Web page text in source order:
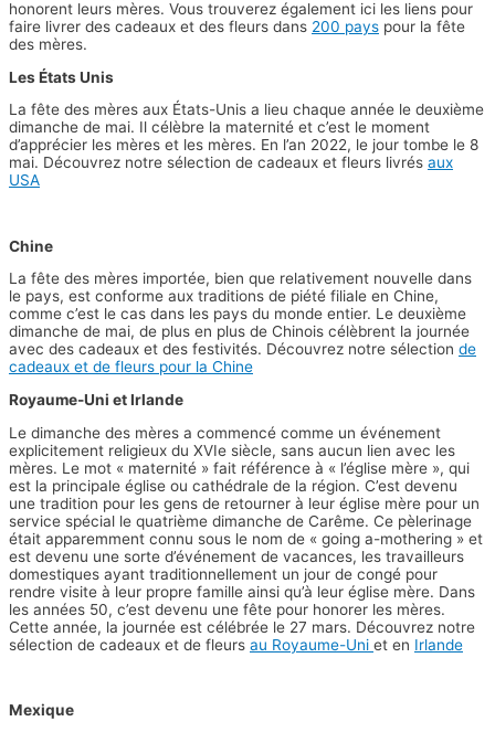
honorent leurs mères. Vous trouverez également ici les liens pour
faire livrer des cadeaux et des fleurs dans 200 pays pour la fête
des mères.
Les États Unis
La fête des mères aux États-Unis a lieu chaque année le deuxième
dimanche de mai. Il célèbre la maternité et c’est le moment
d’apprécier les mères et les mères. En l’an 2022, le jour tombe le 8
mai. Découvrez notre sélection de cadeaux et fleurs livrés aux
USA
Chine
La fête des mères importée, bien que relativement nouvelle dans
le pays, est conforme aux traditions de piété filiale en Chine,
comme c’est le cas dans les pays du monde entier. Le deuxième
dimanche de mai, de plus en plus de Chinois célèbrent la journée
avec des cadeaux et des festivités. Découvrez notre sélection de
cadeaux et de fleurs pour la Chine
Royaume-Uni et Irlande
Le dimanche des mères a commencé comme un événement
explicitement religieux du XVIe siècle, sans aucun lien avec les
mères. Le mot « maternité » fait référence à « l’église mère », qui
est la principale église ou cathédrale de la région. C’est devenu
une tradition pour les gens de retourner à leur église mère pour un
service spécial le quatrième dimanche de Carême. Ce pèlerinage
était apparemment connu sous le nom de « going a-mothering » et
est devenu une sorte d’événement de vacances, les travailleurs
domestiques ayant traditionnellement un jour de congé pour
rendre visite à leur propre famille ainsi qu’à leur église mère. Dans
les années 50, c’est devenu une fête pour honorer les mères.
Cette année, la journée est célébrée le 27 mars. Découvrez notre
sélection de cadeaux et de fleurs au Royaume-Uni et en Irlande
Mexique